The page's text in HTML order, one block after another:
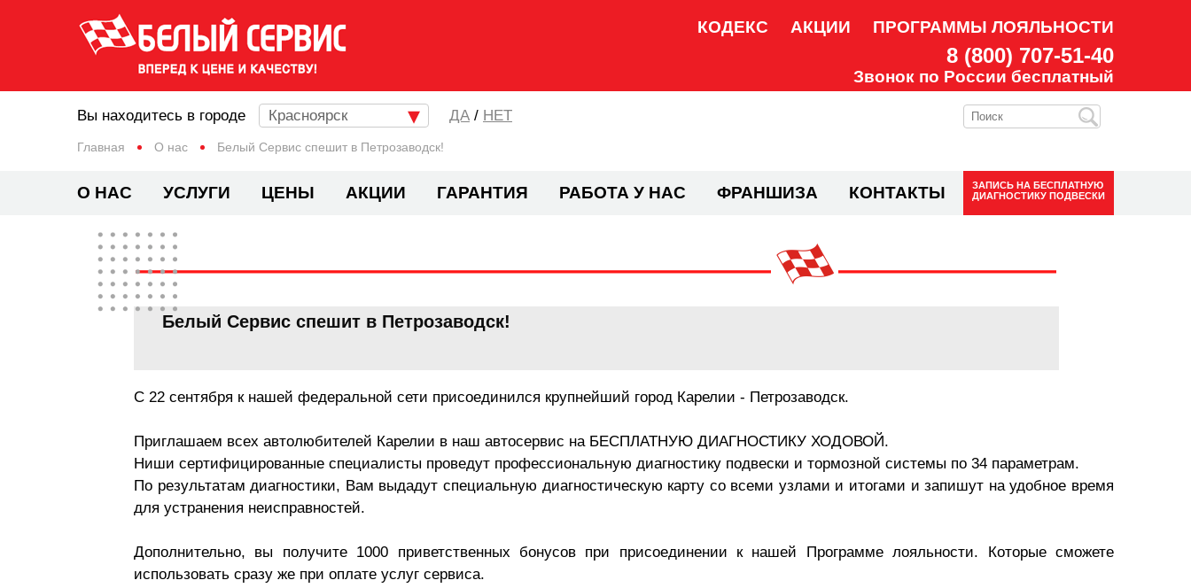
КОДЕКС АКЦИИ ПРОГРАММЫ ЛОЯЛЬНОСТИ
8 (800) 707-51-40
Звонок по России бесплатный
Главная О нас Белый Сервис спешит в Петрозаводск!
Вы находитесь в городе Красноярск / НЕТ
О НАС УСЛУГИ ЦЕНЫ АКЦИИ ГАРАНТИЯ РАБОТА У НАС ФРАНШИЗА КОНТАКТЫ ЗАПИСЬ НА БЕСПЛАТНУЮ
ДИАГНОСТИКУ ПОДВЕСКИ
Белый Сервис спешит в Петрозаводск!
С 22 сентября к нашей федеральной сети присоединился крупнейший город Карелии - Петрозаводск.
Приглашаем всех автолюбителей Карелии в наш автосервис на БЕСПЛАТНУЮ ДИАГНОСТИКУ ХОДОВОЙ.
Ниши сертифицированные специалисты проведут профессиональную диагностику подвески и тормозной системы по 34 параметрам.
По результатам диагностики, Вам выдадут специальную диагностическую карту со всеми узлами и итогами и запишут на удобное время
для устранения неисправностей.
Дополнительно, вы получите 1000 приветственных бонусов при присоединении к нашей Программе лояльности. Которые сможете
использовать сразу же при оплате услуг сервиса.